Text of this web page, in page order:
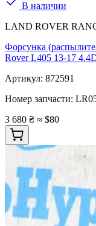
В наличии
LAND ROVER
Форсунка
Rover L405 13-17
Артикул: 872591
Номер запчасти:
3 680 ₴ ≈ $80